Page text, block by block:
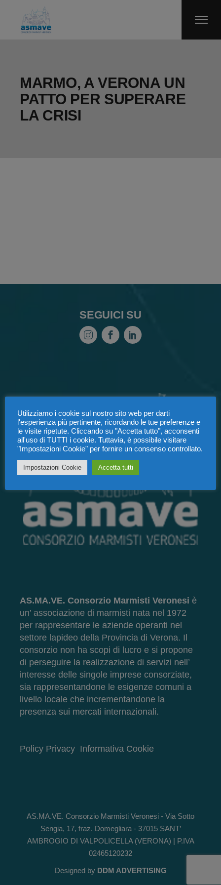
content
MARMO, A VERONA UN
PATTO PER SUPERARE
LA CRISI
SEGUICI SU
AS.MA.VE. Consorzio Marmisti Veronesi è
un’ associazione di marmisti nata nel 1972
per rappresentare le aziende operanti nel
settore lapideo della Provincia di Verona. Il
consorzio non ha scopi di lucro e si propone
di perseguire la realizzazione di servizi nell’
interesse delle singole imprese consorziate,
sia rappresentandone le esigenze comuni a
livello locale che incrementandone la
presenza sui mercati internazionali.
Policy Privacy Informativa Cookie
AS.MA.VE. Consorzio Marmisti Veronesi - Via Sotto
Sengia, 17, fraz. Domegliara - 37015 SANT’
AMBROGIO DI VALPOLICELLA (VERONA) | P.IVA
02465120232
Designed by DDM ADVERTISING
Utilizziamo i cookie sul nostro sito web per darti
l'esperienza più pertinente, ricordando le tue preferenze e
le visite ripetute. Cliccando su "Accetta tutto", acconsenti
all'uso di TUTTI i cookie. Tuttavia, è possibile visitare
"Impostazioni Cookie" per fornire un consenso controllato.
Impostazioni Cookie Accetta tutti